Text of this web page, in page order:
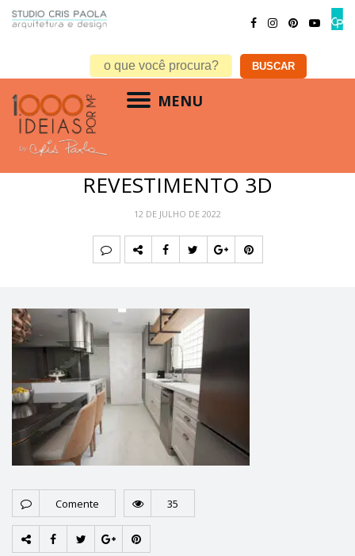
MENU
DICA 20 DO VIDEO
REVESTIMENTO 3D
12 DE JULHO DE 2022
Comente 35